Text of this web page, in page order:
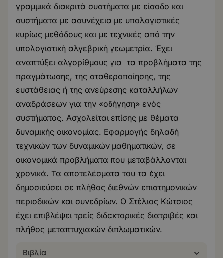
γραμμικά διακριτά συστήματα με είσοδο και
συστήματα με ασυνέχεια με υπολογιστικές
κυρίως μεθόδους και με τεχνικές από την
υπολογιστική αλγεβρική γεωμετρία. Έχει
αναπτύξει αλγορίθμους για τα προβλήματα της
πραγμάτωσης, της σταθεροποίησης, της
ευστάθειας ή της ανεύρεσης καταλλήλων
αναδράσεων για την «οδήγηση» ενός
συστήματος. Ασχολείται επίσης με θέματα
δυναμικής οικονομίας. Εφαρμογής δηλαδή
τεχνικών των δυναμικών μαθηματικών, σε
οικονομικά προβλήματα που μεταβάλλονται
χρονικά. Τα αποτελέσματα του τα έχει
δημοσιεύσει σε πλήθος διεθνών επιστημονικών
περιοδικών και συνεδρίων. Ο Στέλιος Κώτσιος
έχει επιβλέψει τρείς διδακτορικές διατριβές και
πλήθος μεταπτυχιακών διπλωματικών.
Βιβλία